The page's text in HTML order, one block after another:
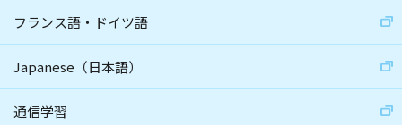
フランス語・ドイツ語
Japanese（日本語）
通信学習